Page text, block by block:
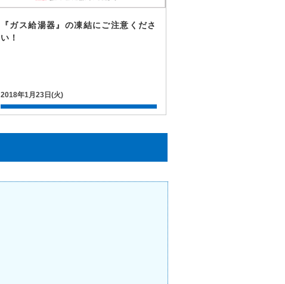
『ガス給湯器』の凍結にご注意くださ
い！
2018年1月23日(火)